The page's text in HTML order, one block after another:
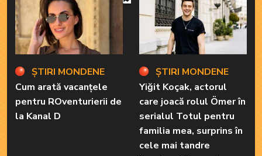
ȘTIRI MONDENE
Cum arată vacanțele
pentru ROventurierii de
la Kanal D
ȘTIRI MONDENE
Yiğit Koçak, actorul
care joacă rolul Ömer în
serialul Totul pentru
familia mea, surprins în
cele mai tandre